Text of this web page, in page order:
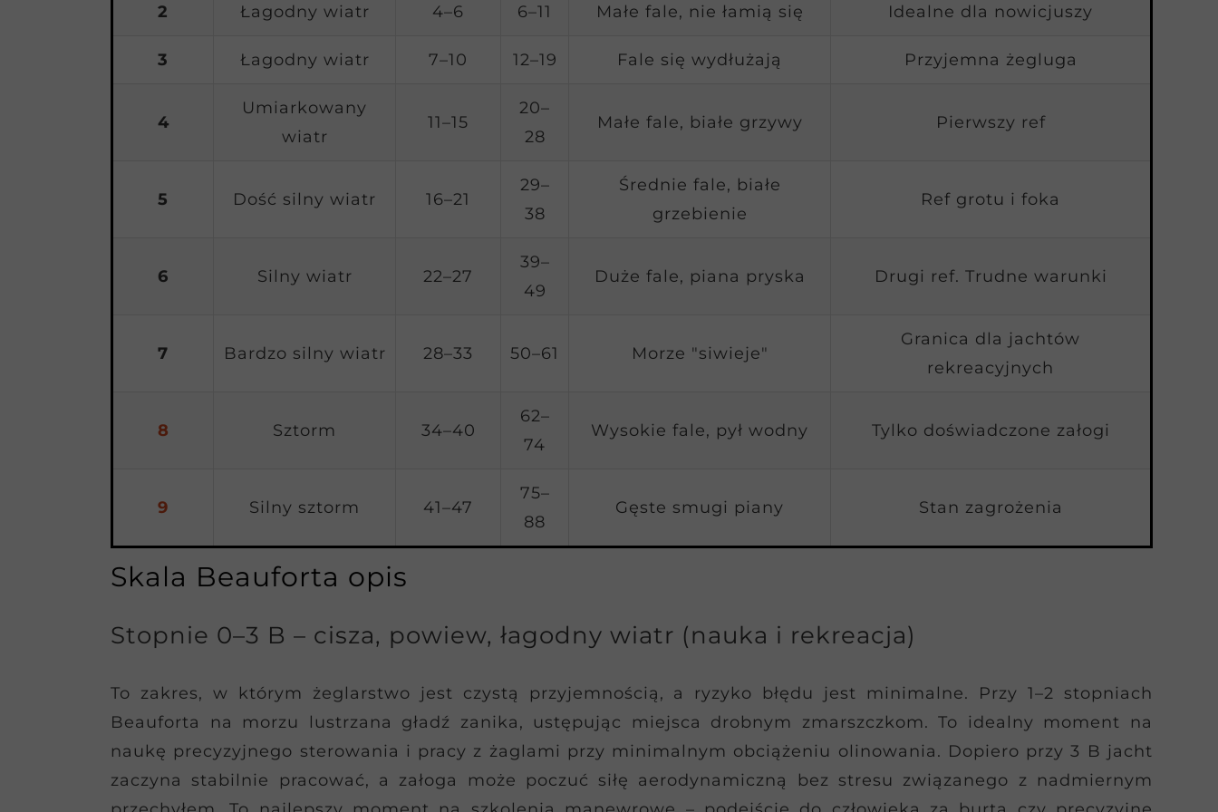
2 Łagodny wiatr 4–6 6–11 Małe fale, nie łamią się Idealne dla nowicjuszy
3 Łagodny wiatr 7–10 12–19 Fale się wydłużają Przyjemna żegluga
4
Umiarkowany
wiatr
11–15
20–
28
Małe fale, białe grzywy Pierwszy ref
5 Dość silny wiatr 16–21
29–
38
Średnie fale, białe
grzebienie
Ref grotu i foka
6 Silny wiatr 22–27
39–
49
Duże fale, piana pryska Drugi ref. Trudne warunki
7 Bardzo silny wiatr 28–33 50–61 Morze "siwieje"
Granica dla jachtów
rekreacyjnych
8 Sztorm 34–40
62–
74
Wysokie fale, pył wodny Tylko doświadczone załogi
9 Silny sztorm 41–47
75–
88
Gęste smugi piany Stan zagrożenia
Skala Beauforta opis
Stopnie 0–3 B – cisza, powiew, łagodny wiatr (nauka i rekreacja)
To zakres, w którym żeglarstwo jest czystą przyjemnością, a ryzyko błędu jest minimalne. Przy 1–2 stopniach
Beauforta na morzu lustrzana gładź zanika, ustępując miejsca drobnym zmarszczkom. To idealny moment na
naukę precyzyjnego sterowania i pracy z żaglami przy minimalnym obciążeniu olinowania. Dopiero przy 3 B jacht
zaczyna stabilnie pracować, a załoga może poczuć siłę aerodynamiczną bez stresu związanego z nadmiernym